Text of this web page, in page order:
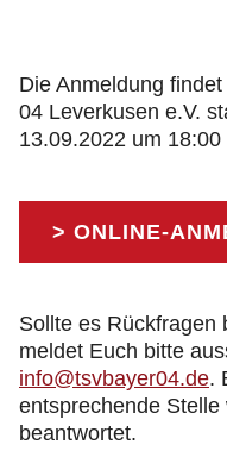
Die Anmeldung
04 Leverkusen e.V.
13.09.2022 um
> ONLINE-
Sollte es Rückfragen
meldet Euch bitte
info@tsvbayer04.de.
entsprechende Stelle
beantwortet.